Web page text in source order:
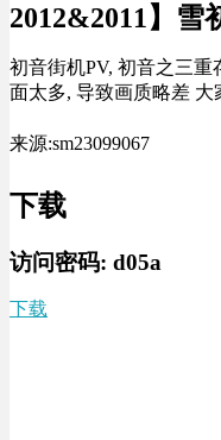
2012&2011】雪
初音街机PV, 初音之三
面太多, 导致画质略差 大
来源:sm23099067
下载
访问密码: d05a
下载